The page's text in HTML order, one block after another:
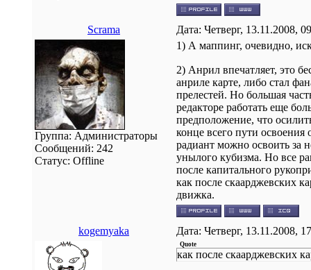
Scrama Дата: Четверг, 13.11.2008,
Группа: Администраторы
Сообщений: 242
Статус: Offline
1) А маппинг, очевидно,
2) Анрил впечатляет, это
анриле карте, либо стал
прелестей. Но большая
редакторе работать еще
предположение, что
конце всего пути
радиант можно освоить за
унылого кубизма. Но все
после капитального
как после скаарджевских
движка.
kogemyaka Дата: Четверг, 13.11.2008,
Quote
как после скаарджевских